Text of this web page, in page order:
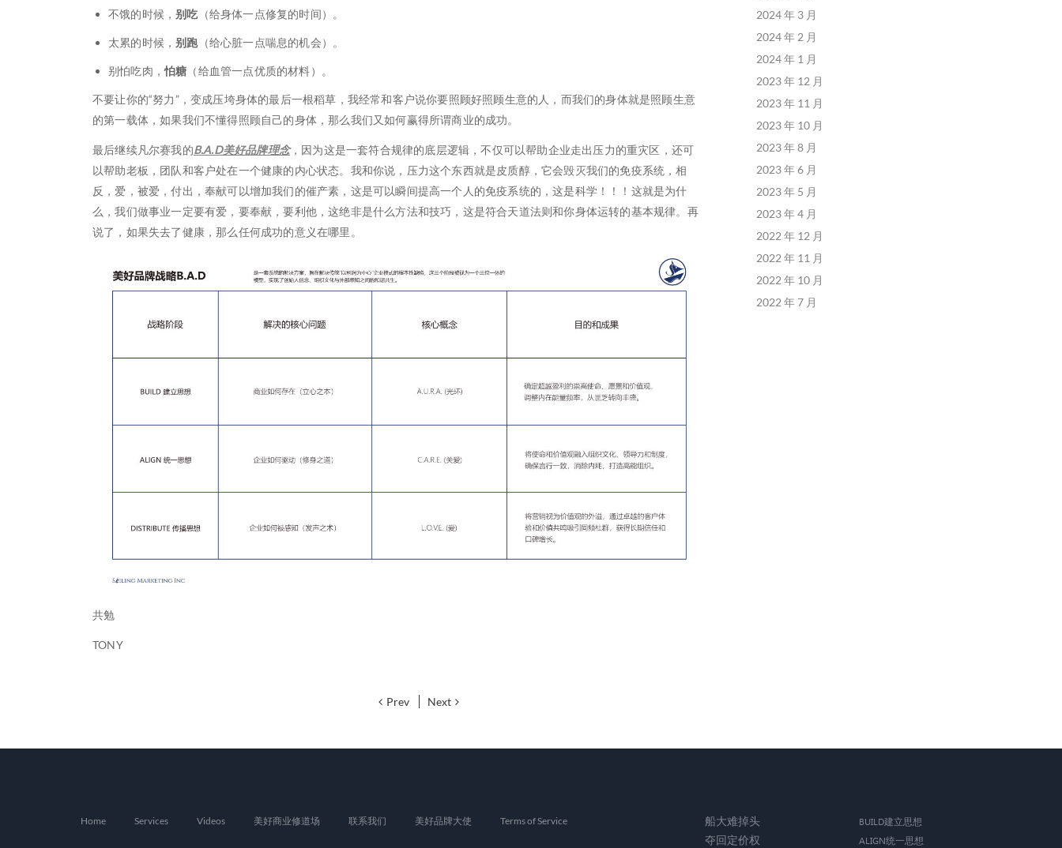
不饿的时候，别吃（给身体一点修复的时间）。
太累的时候，别跑（给心脏一点喘息的机会）。
别怕吃肉，怕糖 （给血管一点优质的材料）。
不要让你的“努力”，变成压垮身体的最后一根稻草，我经常和客户说你要照顾好照顾生意的人，而我们的身体就是照顾生意
的第一载体，如果我们不懂得照顾自己的身体，那么我们又如何赢得所谓商业的成功。
最后继续凡尔赛我的B.A.D美好品牌理念，因为这是一套符合规律的底层逻辑，不仅可以帮助企业走出压力的重灾区，还可
以帮助老板，团队和客户处在一个健康的内心状态。我和你说，压力这个东西就是皮质醇，它会毁灭我们的免疫系统，相
反，爱，被爱，付出，奉献可以增加我们的催产素，这是可以瞬间提高一个人的免疫系统的，这是科学！！！这就是为什
么，我们做事业一定要有爱，要奉献，要利他，这绝非是什么方法和技巧，这是符合天道法则和你身体运转的基本规律。再
说了，如果失去了健康，那么任何成功的意义在哪里。
共勉
TONY
Prev Next
2024 年 3 月
2024 年 2 月
2024 年 1 月
2023 年 12 月
2023 年 11 月
2023 年 10 月
2023 年 8 月
2023 年 6 月
2023 年 5 月
2023 年 4 月
2022 年 12 月
2022 年 11 月
2022 年 10 月
2022 年 7 月
Home Services Videos 美好商业修道场 联系我们 美好品牌大使 Terms of Service
船大难掉头
夺回定价权
BUILD建立思想
ALIGN统一思想